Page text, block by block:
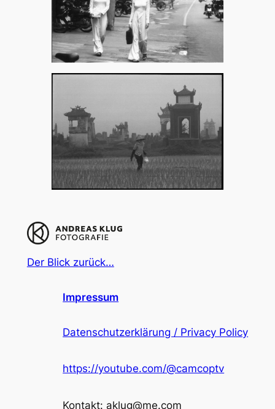
Der Blick zurück…
Impressum
Datenschutzerklärung / Privacy Policy
https://youtube.com/@camcoptv
Kontakt: aklug@me.com